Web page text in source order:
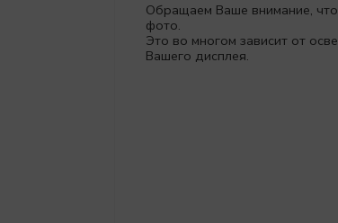
Обращаем Ваше внимание,
фото.
Это во многом зависит от
Вашего дисплея.